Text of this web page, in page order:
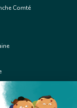
Comté